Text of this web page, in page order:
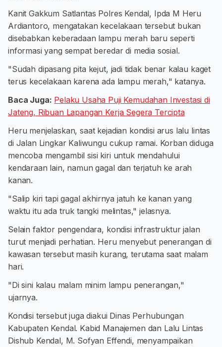
Kanit Gakkum Satlantas Polres Kendal, Ipda M Heru
Ardiantoro, mengatakan kecelakaan tersebut bukan
disebabkan keberadaan lampu merah baru seperti
informasi yang sempat beredar di media sosial.
"Sudah dipasang pita kejut, jadi tidak benar kalau kaget
terus kecelakaan karena ada lampu merah," katanya.
Baca Juga: Pelaku Usaha Puji Kemudahan Investasi di
Jateng, Ribuan Lapangan Kerja Segera Tercipta
Heru menjelaskan, saat kejadian kondisi arus lalu lintas
di Jalan Lingkar Kaliwungu cukup ramai. Korban diduga
mencoba mengambil sisi kiri untuk mendahului
kendaraan lain, namun gagal dan terjatuh ke arah
kanan.
"Salip kiri tapi gagal akhirnya jatuh ke kanan yang
waktu itu ada truk tangki melintas," jelasnya.
Selain faktor pengendara, kondisi infrastruktur jalan
turut menjadi perhatian. Heru menyebut penerangan di
kawasan tersebut masih kurang, terutama saat malam
hari.
"Di sini kalau malam minim lampu penerangan,"
ujarnya.
Kondisi tersebut juga diakui Dinas Perhubungan
Kabupaten Kendal. Kabid Manajemen dan Lalu Lintas
Dishub Kendal, M. Sofyan Effendi, menyampaikan